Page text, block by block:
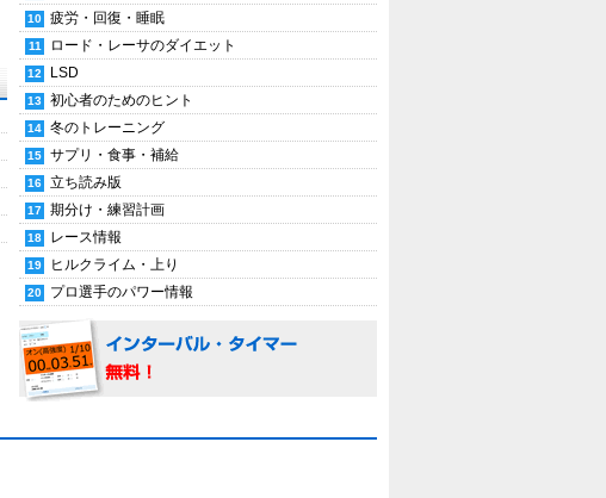
疲労・回復・睡眠
ロード・レーサのダイエット
LSD
初心者のためのヒント
冬のトレーニング
サプリ・食事・補給
立ち読み版
期分け・練習計画
レース情報
ヒルクライム・上り
プロ選手のパワー情報